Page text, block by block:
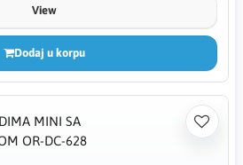
View
Dodaj u korpu